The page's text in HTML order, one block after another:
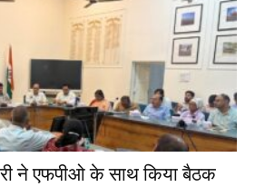
ने एफपीओ के साथ किया बैठक